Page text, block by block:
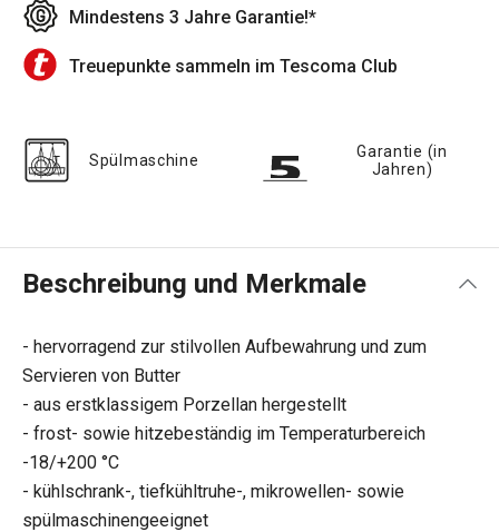
Mindestens 3 Jahre Garantie!*
Treuepunkte sammeln im Tescoma Club
Spülmaschine
Garantie (in
Jahren)
Beschreibung und Merkmale
- hervorragend zur stilvollen Aufbewahrung und zum
Servieren von Butter
- aus erstklassigem Porzellan hergestellt
- frost- sowie hitzebeständig im Temperaturbereich
-18/+200 °C
- kühlschrank-, tiefkühltruhe-, mikrowellen- sowie
spülmaschinengeeignet